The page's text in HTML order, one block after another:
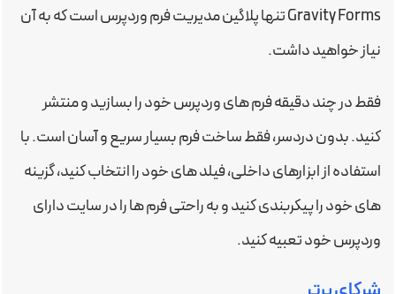
Gravity Forms تنها پلاگین مدیریت فرم وردپرس است که به آن
نیاز خواهید داشت.
فقط در چند دقیقه فرم های وردپرس خود را بسازید و منتشر
کنید. بدون دردسر، فقط ساخت فرم بسیار سریع و آسان است. با
استفاده از ابزارهای داخلی، فیلد های خود را انتخاب کنید، گزینه
های خود را پیکربندی کنید و به راحتی فرم ها را در سایت دارای
وردپرس خود تعبیه کنید.